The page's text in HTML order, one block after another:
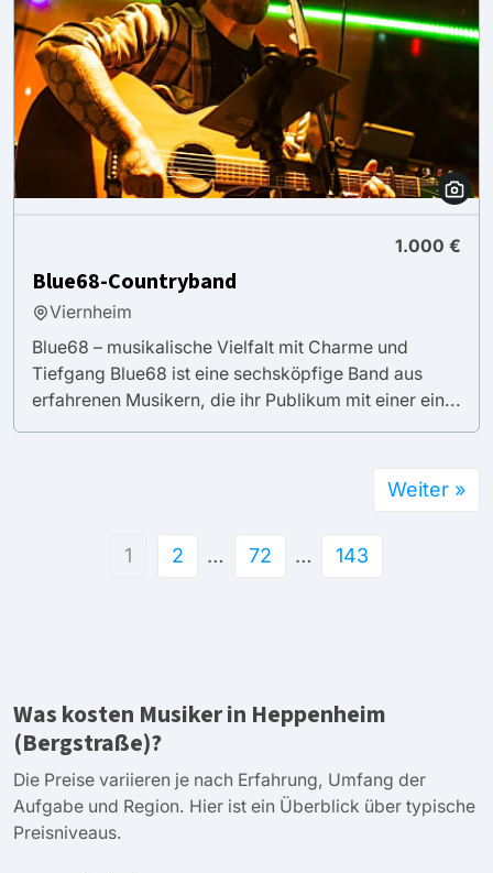
1.000 €
Blue68-Countryband
Viernheim
Blue68 – musikalische Vielfalt mit Charme und
Tiefgang Blue68 ist eine sechsköpfige Band aus
erfahrenen Musikern, die ihr Publikum mit einer ein...
1 2 … 72 … 143
Weiter »
Was kosten Musiker in Heppenheim
(Bergstraße)?
Die Preise variieren je nach Erfahrung, Umfang der
Aufgabe und Region. Hier ist ein Überblick über typische
Preisniveaus.